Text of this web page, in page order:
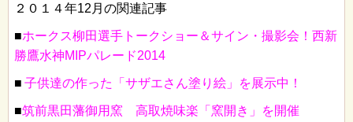
２０１４年12月の関連記事
■ホークス柳田選手トークショー＆サイン・撮影会！西新
勝鷹水神MIPパレード2014
■ 子供達の作った「サザエさん塗り絵」を展示中！
■筑前黒田藩御用窯 高取焼味楽「窯開き」を開催